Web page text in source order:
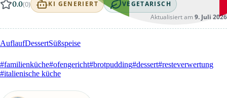
0.0(0) KI GENERIERT VEGETARISCH
Aktualisiert am 9. Juli 2026
AuflaufDessertSüßspeise
#familienküche#ofengericht#brotpudding#dessert#resteverwertung
#italienische küche